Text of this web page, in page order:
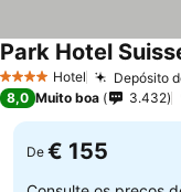
4 EstrelasHotel Depósito
Park Hotel
8,0 Muito boa 3.432
De € 155